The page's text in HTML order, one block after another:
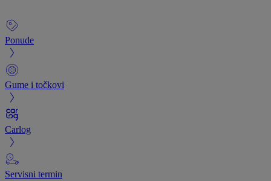
Ponude
Gume i točkovi
Carlog
Servisni termin